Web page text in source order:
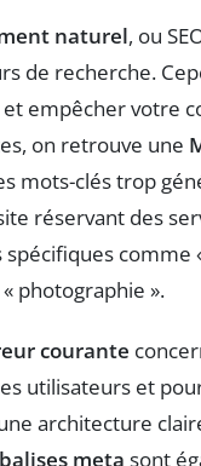
naturel, ou
de recherche.
et empêcher votre
on retrouve une
mots-clés trop
réservant des
spécifiques
photographie ».
courante
utilisateurs et
architecture
balises meta sont